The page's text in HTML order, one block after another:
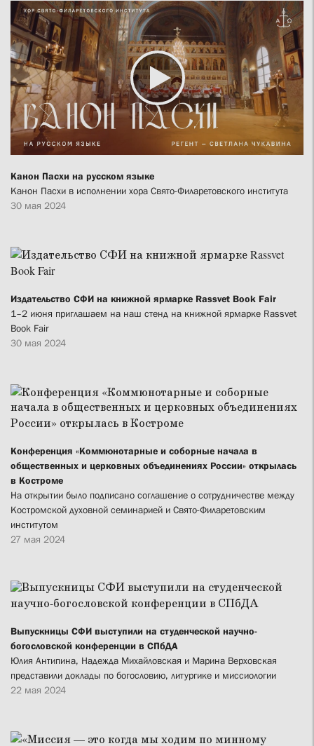
Канон Пасхи на русском языке
Канон Пасхи в исполнении хора Свято-Филаретовского института
30 мая 2024
Издательство СФИ на книжной ярмарке Rassvet Book Fair
1–2 июня приглашаем на наш стенд на книжной ярмарке Rassvet
Book Fair
30 мая 2024
Конференция «Коммюнотарные и соборные начала в
общественных и церковных объединениях России» открылась
в Костроме
На открытии было подписано соглашение о сотрудничестве между
Костромской духовной семинарией и Свято-Филаретовским
институтом
27 мая 2024
Выпускницы СФИ выступили на студенческой научно-
богословской конференции в СПбДА
Юлия Антипина, Надежда Михайловская и Марина Верховская
представили доклады по богословию, литургике и миссиологии
22 мая 2024